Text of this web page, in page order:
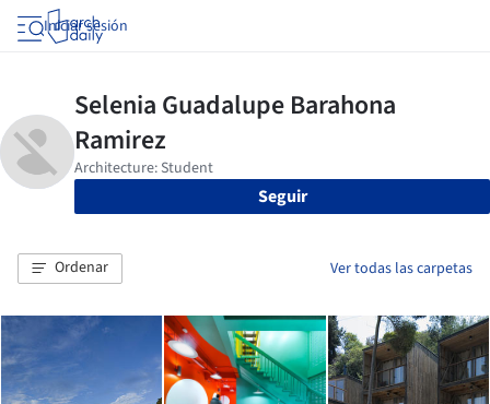
Iniciar sesión
Seguir
Ordenar Ver todas las carpetas